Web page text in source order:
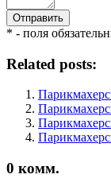
* - поля
Related posts:
0 комм.